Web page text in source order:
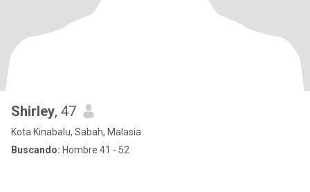
Shirley, 47
Kota Kinabalu, Sabah, Malasia
Buscando: Hombre 41 - 52